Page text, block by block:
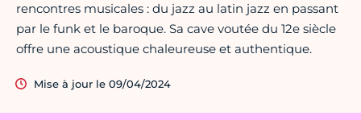
rencontres musicales : du jazz au latin jazz en passant
par le funk et le baroque. Sa cave voutée du 12e siècle
offre une acoustique chaleureuse et authentique.
Mise à jour le 09/04/2024